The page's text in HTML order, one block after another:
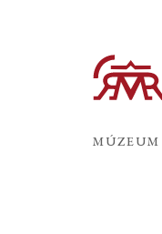
MÚZEUM